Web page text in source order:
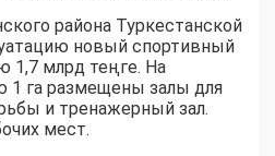
района Туркестанской
новый спортивный
1,7 млрд теңге. На
1 га размещены залы для
и тренажерный зал.
мест.